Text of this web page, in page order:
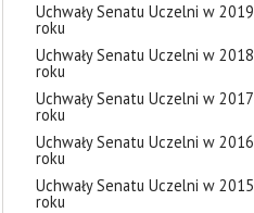
Uchwały Senatu Uczelni w 2019
roku
Uchwały Senatu Uczelni w 2018
roku
Uchwały Senatu Uczelni w 2017
roku
Uchwały Senatu Uczelni w 2016
roku
Uchwały Senatu Uczelni w 2015
roku